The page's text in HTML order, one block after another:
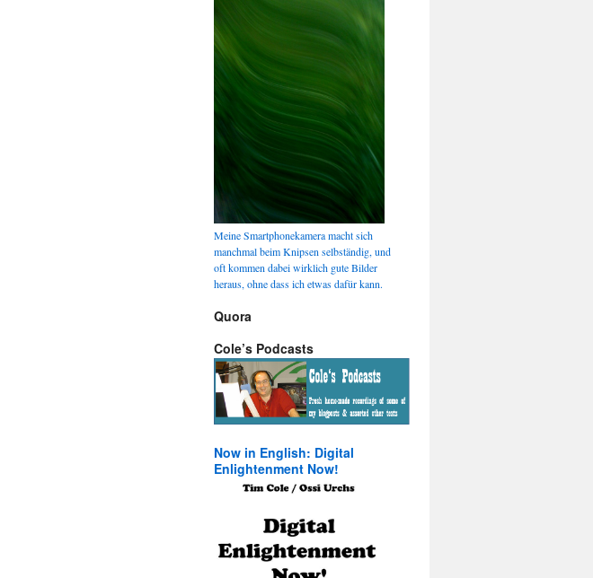
Meine Smartphonekamera macht sich
manchmal beim Knipsen selbständig, und
oft kommen dabei wirklich gute Bilder
heraus, ohne dass ich etwas dafür kann.
Quora
Cole’s Podcasts
Now in English: Digital
Enlightenment Now!